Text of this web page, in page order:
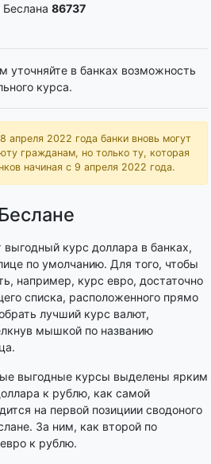
86737
уточняйте в банках возможность
курса.
апреля 2022 года банки вновь могут
гражданам, но только ту, которая
начиная с 9 апреля 2022 года.
выгодный курс доллара в банках,
по умолчанию. Для того, чтобы
например, курс евро, достаточно
списка, расположенного прямо
лучший курс валют,
мышкой по названию
выгодные курсы выделены ярким
к рублю, как самой
на первой позициии сводоного
За ним, как второй по
к рублю.